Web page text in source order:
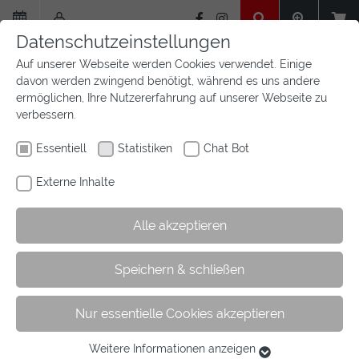
Zum
Hauptinhalt
springen
Sie
hier:
Startseite Aktuelles Newsfeed
DJM Vielseitigkeit
Datenschutzeinstellungen
Auf unserer Webseite werden Cookies verwendet. Einige
davon werden zwingend benötigt, während es uns andere
ermöglichen, Ihre Nutzererfahrung auf unserer Webseite zu
verbessern.
Essentiell Statistiken Chat Bot
Externe Inhalte
Alle akzeptieren
Speichern & schließen
Nur essentielle Cookies akzeptieren
Weitere Informationen anzeigen